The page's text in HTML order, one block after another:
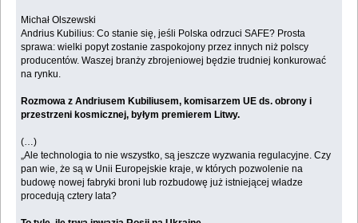
Michał Olszewski
Andrius Kubilius: Co stanie się, jeśli Polska odrzuci SAFE? Prosta
sprawa: wielki popyt zostanie zaspokojony przez innych niż polscy
producentów. Waszej branży zbrojeniowej będzie trudniej konkurować
na rynku.
Rozmowa z Andriusem Kubiliusem, komisarzem UE ds. obrony i
przestrzeni kosmicznej, byłym premierem Litwy.
(…)
„Ale technologia to nie wszystko, są jeszcze wyzwania regulacyjne. Czy
pan wie, że są w Unii Europejskie kraje, w których pozwolenie na
budowę nowej fabryki broni lub rozbudowę już istniejącej władze
procedują cztery lata?